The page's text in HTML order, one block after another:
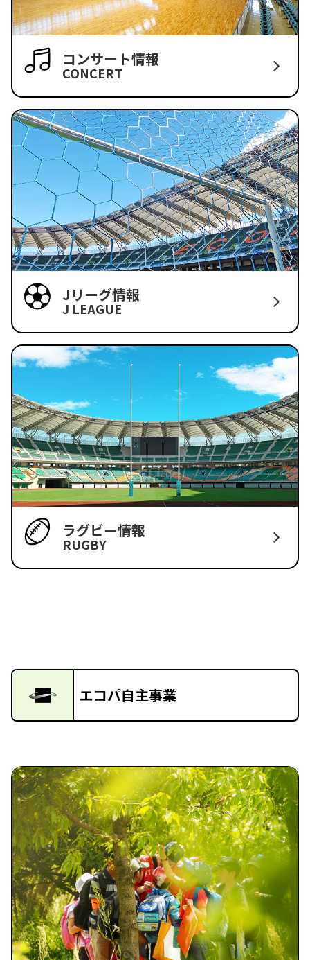
コンサート情報
CONCERT
Jリーグ情報
J LEAGUE
ラグビー情報
RUGBY
エコパ自主事業